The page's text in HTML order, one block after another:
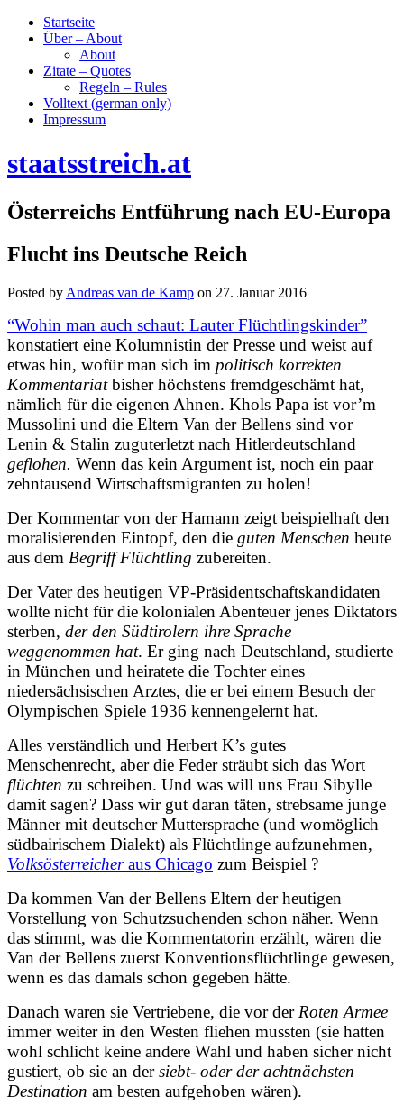
Startseite
Über – About
About
Zitate – Quotes
Regeln – Rules
Volltext (german only)
Impressum
staatsstreich.at
Österreichs Entführung nach EU-Europa
Flucht ins Deutsche Reich
Posted by Andreas van de Kamp on 27. Januar 2016
“Wohin man auch schaut: Lauter Flüchtlingskinder”
konstatiert eine Kolumnistin der Presse und weist auf
etwas hin, wofür man sich im politisch korrekten
Kommentariatbisher höchstens fremdgeschämt hat,
nämlich für die eigenen Ahnen. Khols Papa ist vor’m
Mussolini und die Eltern Van der Bellens sind vor
Lenin & Stalin zuguterletzt nach Hitlerdeutschland
geflohen. Wenn das kein Argument ist, noch ein paar
zehntausend Wirtschaftsmigranten zu holen!
Der Kommentar von der Hamann zeigt beispielhaft den
moralisierenden Eintopf, den die guten Menschen heute
aus dem Begriff Flüchtling zubereiten.
Der Vater des heutigen VP-Präsidentschaftskandidaten
wollte nicht für die kolonialen Abenteuer jenes Diktators
sterben, der den Südtirolern ihre Sprache
weggenommen hat. Er ging nach Deutschland, studierte
in München und heiratete die Tochter eines
niedersächsischen Arztes, die er bei einem Besuch der
Olympischen Spiele 1936 kennengelernt hat.
Alles verständlich und Herbert K’s gutes
Menschenrecht, aber die Feder sträubt sich das Wort
flüchten zu schreiben. Und was will uns Frau Sibylle
damit sagen? Dass wir gut daran täten, strebsame junge
Männer mit deutscher Muttersprache (und womöglich
südbairischem Dialekt) als Flüchtlinge aufzunehmen,
Volksösterreicheraus Chicago zum Beispiel ?
Da kommen Van der Bellens Eltern der heutigen
Vorstellung von Schutzsuchenden schon näher. Wenn
das stimmt, was die Kommentatorin erzählt, wären die
Van der Bellens zuerst Konventionsflüchtlinge gewesen,
wenn es das damals schon gegeben hätte.
Danach waren sie Vertriebene, die vor der Roten Armee
immer weiter in den Westen fliehen mussten (sie hatten
wohl schlicht keine andere Wahl und haben sicher nicht
gustiert, ob sie an dersiebt- oder der achtnächsten
Destination am besten aufgehoben wären).